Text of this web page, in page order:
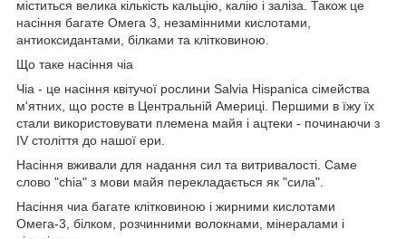
міститься велика кількість кальцію, калію і заліза. Також це
насіння багате Омега 3, незамінними кислотами,
антиоксидантами, білками та клітковиною.
Що таке насіння чіа
Чіа - це насіння квітучої рослини Salvia Hispanica сімейства
м'ятних, що росте в Центральній Америці. Першими в їжу їх
стали використовувати племена майя і ацтеки - починаючи з
IV століття до нашої ери.
Насіння вживали для надання сил та витривалості. Саме
слово "chia" з мови майя перекладається як "сила".
Насіння чиа багате клітковиною і жирними кислотами
Омега-3, білком, розчинними волокнами, мінералами і